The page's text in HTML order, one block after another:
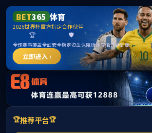
ylzz线路检测-首页
首页 学院概况